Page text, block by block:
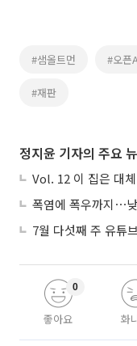
#샘올트먼 #오픈
#재판
정지윤 기자의 주요
Vol. 12 이 집은 대
폭염에 폭우까지⋯
7월 다섯째 주 유튜
좋아요
0
화